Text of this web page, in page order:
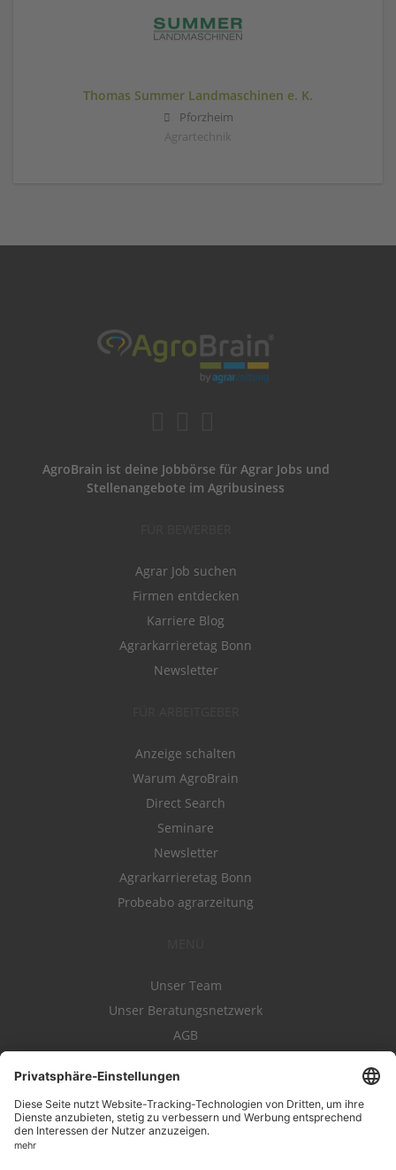
Thomas Summer Landmaschinen e. K.
Pforzheim
Agrartechnik
AgroBrain ist deine Jobbörse für Agrar Jobs und
Stellenangebote im Agribusiness
Agrar Job suchen
Firmen entdecken
Karriere Blog
Agrarkarrieretag Bonn
Newsletter
Anzeige schalten
Warum AgroBrain
Direct Search
Seminare
Newsletter
Agrarkarrieretag Bonn
Probeabo agrarzeitung
Unser Team
Unser Beratungsnetzwerk
AGB
Datenschutz
Impressum
Kontakt